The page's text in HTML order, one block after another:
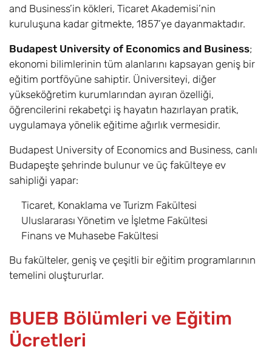
and Business’in kökleri, Ticaret Akademisi’nin
kuruluşuna kadar gitmekte, 1857’ye dayanmaktadır.
Budapest University of Economics and Business;
ekonomi bilimlerinin tüm alanlarını kapsayan geniş bir
eğitim portföyüne sahiptir. Üniversiteyi, diğer
yükseköğretim kurumlarından ayıran özelliği,
öğrencilerini rekabetçi iş hayatın hazırlayan pratik,
uygulamaya yönelik eğitime ağırlık vermesidir.
Budapest University of Economics and Business, canlı
Budapeşte şehrinde bulunur ve üç fakülteye ev
sahipliği yapar:
Ticaret, Konaklama ve Turizm Fakültesi
Uluslararası Yönetim ve İşletme Fakültesi
Finans ve Muhasebe Fakültesi
Bu fakülteler, geniş ve çeşitli bir eğitim programlarının
temelini oluştururlar.
BUEB Bölümleri ve Eğitim
Ücretleri